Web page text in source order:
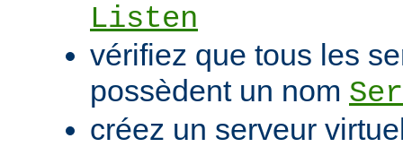
Listen
vérifiez que tous les
possèdent un nom
créez un serveur